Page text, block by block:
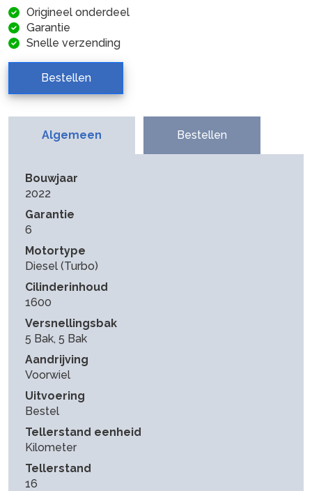
Origineel onderdeel
Garantie
Snelle verzending
Bestellen
Algemeen Bestellen
Bouwjaar
2022
Garantie
6
Motortype
Diesel (Turbo)
Cilinderinhoud
1600
Versnellingsbak
5 Bak, 5 Bak
Aandrijving
Voorwiel
Uitvoering
Bestel
Tellerstand eenheid
Kilometer
Tellerstand
16